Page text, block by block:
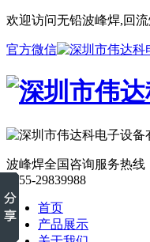
欢迎访问无铅波峰焊,回
官方微信
波峰焊全国咨询服务热线
0755-29839988
首页
产品展示